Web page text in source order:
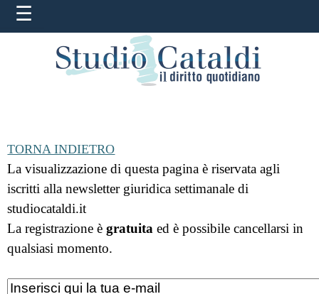
TORNA INDIETRO
La visualizzazione di questa pagina è riservata agli
iscritti alla newsletter giuridica settimanale di
studiocataldi.it
La registrazione ègratuita ed è possibile cancellarsi in
qualsiasi momento.